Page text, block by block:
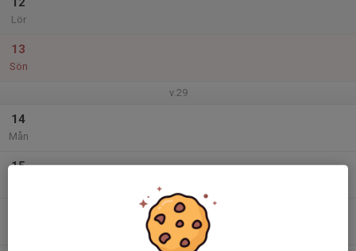
Lör
13
Sön
v.29
14
Mån
15